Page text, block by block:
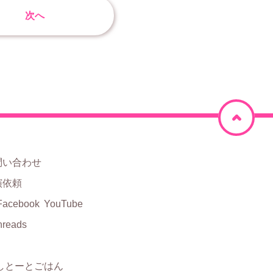
次へ
ペ
ー
い合わせ
依頼
YouTube
とーとごはん